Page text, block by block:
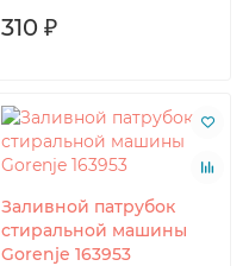
310 ₽
Заливной патрубок
стиральной машины
Gorenje 163953